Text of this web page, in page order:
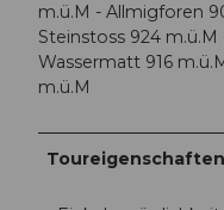
m.ü.M - Allmigforen
Steinstoss 924
Wassermatt 916
m.ü.M
Toureigenschaften